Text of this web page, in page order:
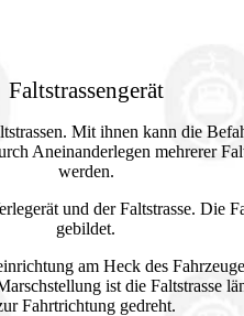
Faltstrassengerät
Mit ihnen kann die
Aneinanderlegen mehrerer
werden.
und der Faltstrasse. Die
gebildet.
am Heck des
ist die Faltstrasse
Fahrtrichtung gedreht.